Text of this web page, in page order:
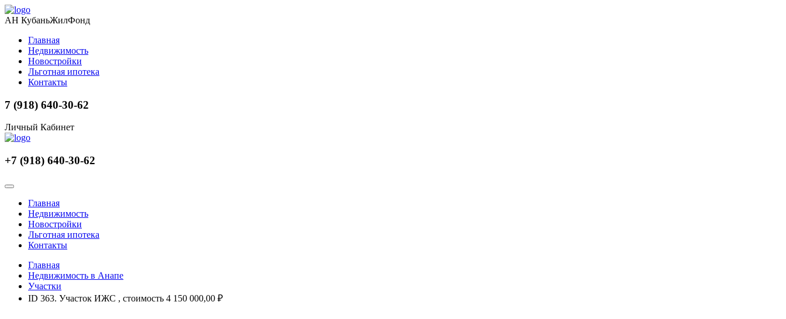
АН КубаньЖилФонд
Главная
Недвижимость
Новостройки
Льготная ипотека
Контакты
7 (918) 640-30-62
Личный Кабинет
+7 (918) 640-30-62
Главная
Недвижимость
Новостройки
Льготная ипотека
Контакты
Главная
Недвижимость в Анапе
Участки
ID 363. Участок ИЖС , стоимость 4 150 000,00 ₽